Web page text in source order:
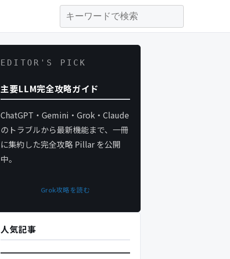
EDITOR'S PICK
主要LLM完全攻略ガイド
ChatGPT・Gemini・Grok・Claude
のトラブルから最新機能まで、一冊
に集約した完全攻略 Pillar を公開
中。
Grok攻略を読む
人気記事